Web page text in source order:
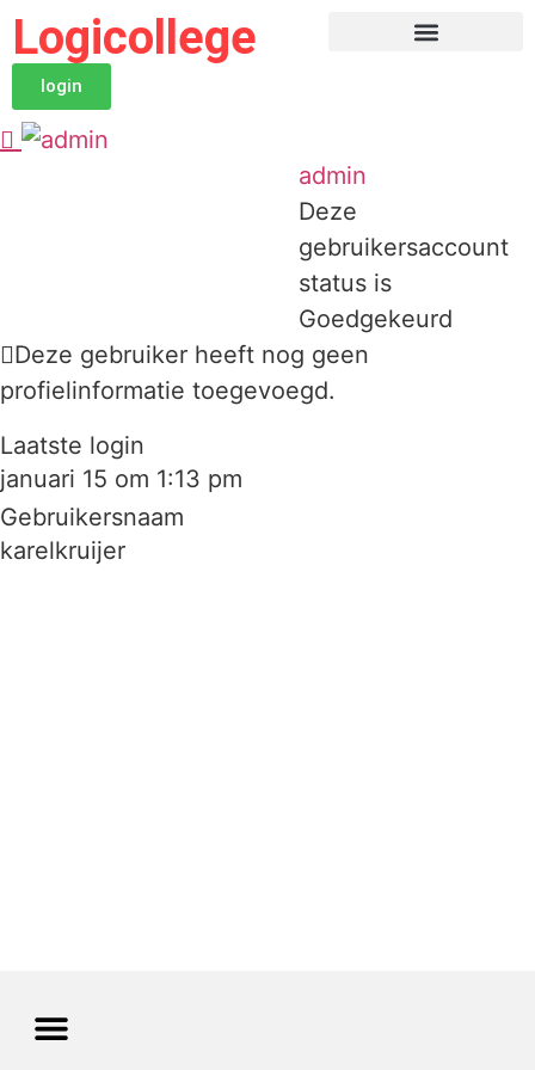
Logicollege
login
admin
Deze
gebruikersaccount
status is
Goedgekeurd
Deze gebruiker heeft nog geen
profielinformatie toegevoegd.
Laatste login
januari 15 om 1:13 pm
Gebruikersnaam
karelkruijer